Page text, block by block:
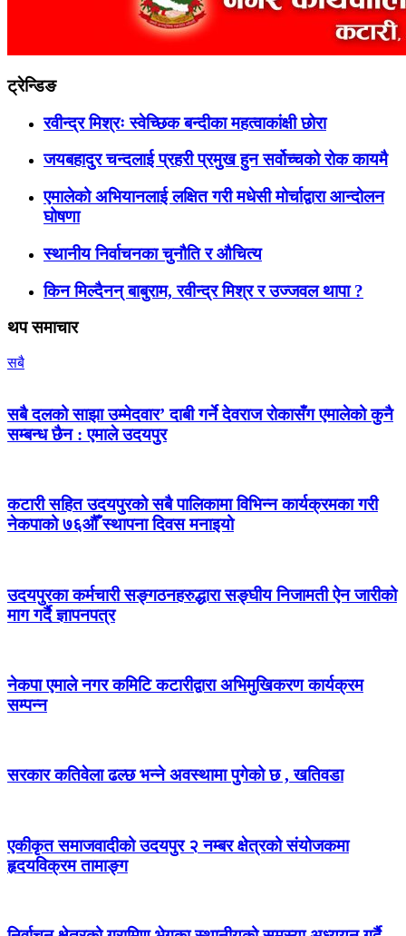
ट्रेन्डिङ
रवीन्द्र मिश्रः स्वेच्छिक बन्दीका महत्वाकांक्षी छोरा
जयबहादुर चन्दलाई प्रहरी प्रमुख हुन सर्वोच्चको रोक कायमै
एमालेको अभियानलाई लक्षित गरी मधेसी मोर्चाद्वारा आन्दोलन
घोषणा
स्थानीय निर्वाचनका चुनौति र औचित्य
किन मिल्दैनन् बाबुराम, रवीन्द्र मिश्र र उज्जवल थापा ?
थप समाचार
सबै
सबै दलको साझा उम्मेदवार’ दाबी गर्ने देवराज रोकासँग एमालेको कुनै
सम्बन्ध छैन : एमाले उदयपुर
कटारी सहित उदयपुरको सबै पालिकामा विभिन्न कार्यक्रमका गरी
नेकपाको ७६औँ स्थापना दिवस मनाइयो
उदयपुरका कर्मचारी सङ्गठनहरुद्धारा सङ्घीय निजामती ऐन जारीको
माग गर्दै ज्ञापनपत्र
नेकपा एमाले नगर कमिटि कटारीद्वारा अभिमुखिकरण कार्यक्रम
सम्पन्न
सरकार कतिवेला ढल्छ भन्ने अवस्थामा पुगेको छ , खतिवडा
एकीकृत समाजवादीको उदयपुर २ नम्बर क्षेत्रको संयोजकमा
हृदयविक्रम तामाङ्ग